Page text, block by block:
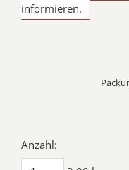
informieren.
Anzahl: